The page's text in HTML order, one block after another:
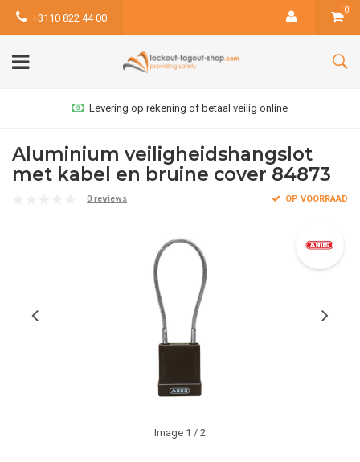
+3110 822 44 00
0
Levering op rekening of betaal veilig online
Aluminium veiligheidshangslot
met kabel en bruine cover 84873
0 reviews OP VOORRAAD
Image 1 / 2